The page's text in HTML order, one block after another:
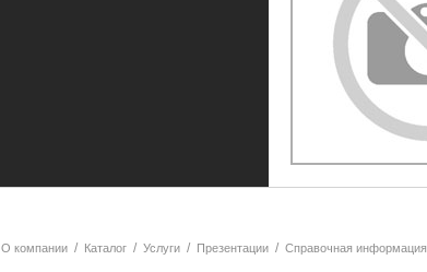
О компании / Каталог / Услуги / Презентации / Справочная информация